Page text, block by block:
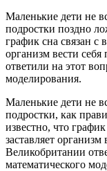
Маленькие дети не
подростки поздно
график сна связан с
организм вести
ответили на этот
моделирования.
Маленькие дети не
подростки, как
известно, что
заставляет
Великобритании
математического